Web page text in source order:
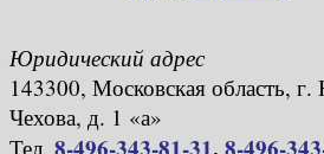
Юридический адрес
143300, Московская область,
Чехова, д. 1 «а»
Тел. 8-496-343-81-31, 8-496-